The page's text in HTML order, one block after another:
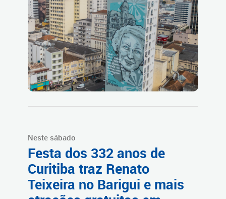
Neste sábado
Festa dos 332 anos de
Curitiba traz Renato
Teixeira no Barigui e mais